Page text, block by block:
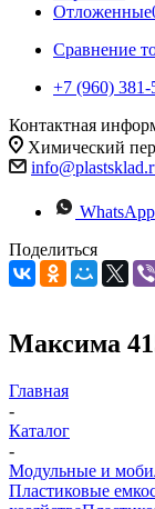
Отложенные
Сравнение
+7 (960) 381-
Контактная
Химический
WhatsApp
Поделиться
Максима
Главная
-
Каталог
-
Модульные и
Пластиковые